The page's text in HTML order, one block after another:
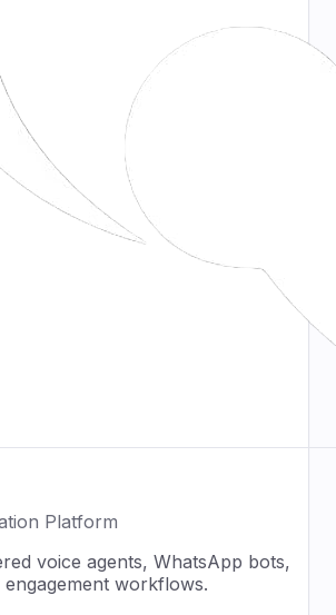
Platform
voice agents, WhatsApp bots,
workflows.